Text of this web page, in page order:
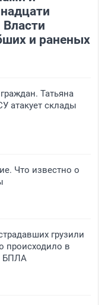
и раненых
Татьяна
атакует склады
Что известно о
грузили
происходило в
БПЛА